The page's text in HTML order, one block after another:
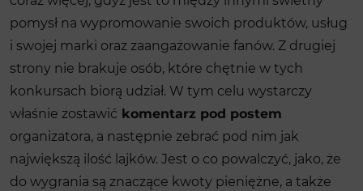
pomysł na wypromowanie swoich produktów, usług
i swojej marki oraz zaangażowanie fanów. Z drugiej
strony nie brakuje osób, które chętnie w tych
konkursach biorą udział. W tym celu wystarczy
właśnie zostawić komentarz pod postem
organizatora, a następnie zebrać pod nim jak
największą ilość lajków. Jest o co powalczyć, jako, że
do wygrania są znaczące kwoty pieniężne, a także